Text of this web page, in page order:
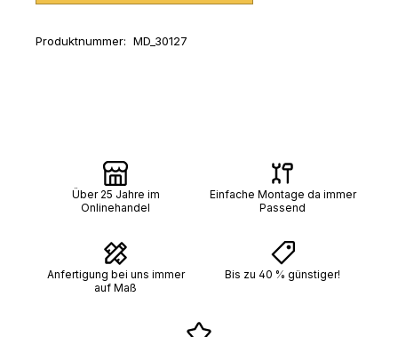
Produktnummer: MD_30127
Über 25 Jahre im
Onlinehandel
Einfache Montage da immer
Passend
Anfertigung bei uns immer
auf Maß
Bis zu 40 % günstiger!